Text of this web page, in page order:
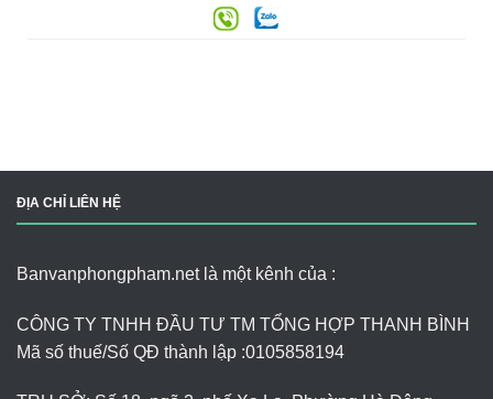
ĐỊA CHỈ LIÊN HỆ
Banvanphongpham.net là một kênh của :
CÔNG TY TNHH ĐẦU TƯ TM TỔNG HỢP THANH BÌNH
Mã số thuế/Số QĐ thành lập :0105858194